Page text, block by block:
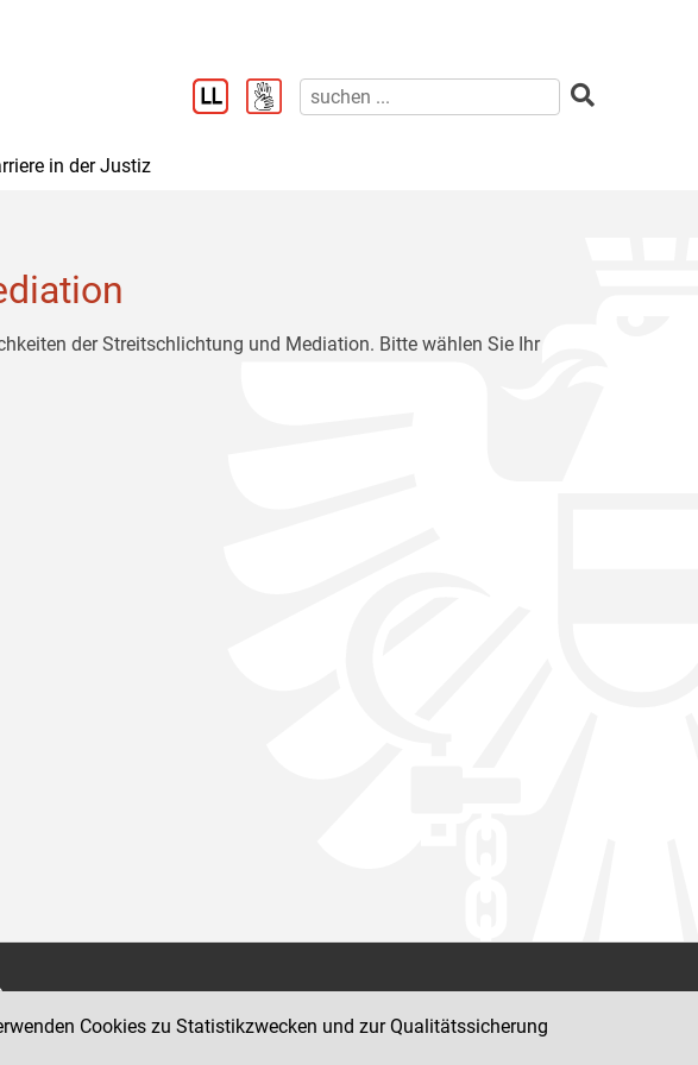
in der Justiz
der Streitschlichtung und Mediation. Bitte wählen Sie Ihr
Impressum
Cookies zu Statistikzwecken und zur Qualitätssicherung